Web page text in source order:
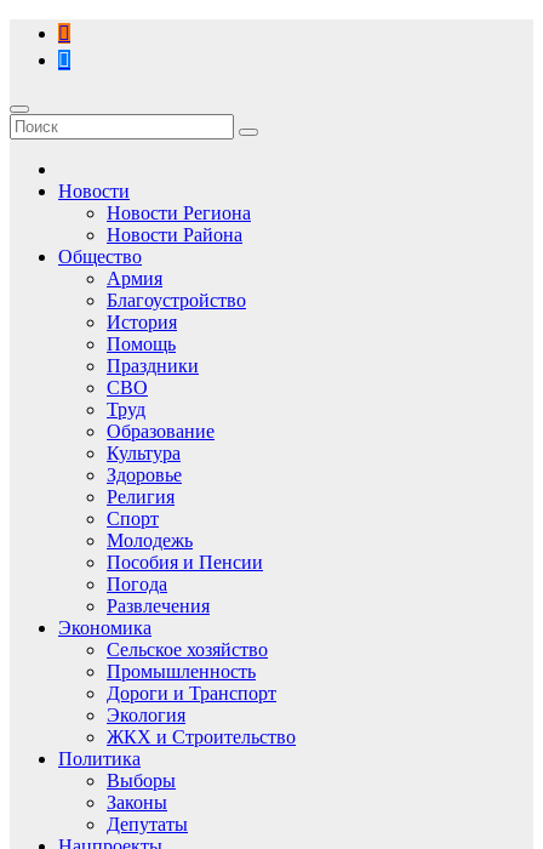
Перейти
содержимому
Новости
Новости Региона
Новости Района
Общество
Армия
Благоустройство
История
Помощь
Праздники
СВО
Труд
Образование
Культура
Здоровье
Религия
Спорт
Молодежь
Пособия и Пенсии
Погода
Развлечения
Экономика
Сельское хозяйство
Промышленность
Дороги и Транспорт
Экология
ЖКХ и Строительство
Политика
Выборы
Законы
Депутаты